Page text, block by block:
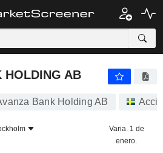
AB
HOLDING AB
Bank Holding AB
Varia. 1 de
enero.